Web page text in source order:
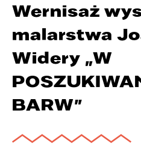
Wernisaż
malarstwa
Widery „W
BARW”